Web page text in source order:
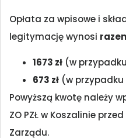
Opłata za wpisowe i
legitymację wynosi
1673 zł (w
673 zł (w przypadku
Powyższą kwotę należy
ZO PZŁ w Koszalinie
Zarządu.